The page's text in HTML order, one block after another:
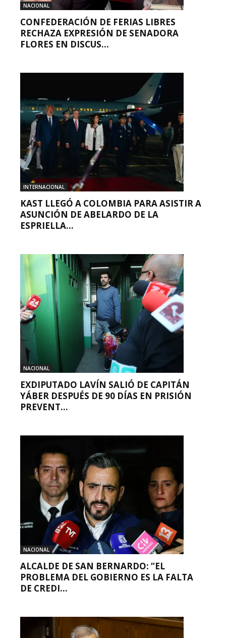
NACIONAL
CONFEDERACIÓN DE FERIAS LIBRES
RECHAZA EXPRESIÓN DE SENADORA
FLORES EN DISCUS...
INTERNACIONAL
KAST LLEGÓ A COLOMBIA PARA ASISTIR A
ASUNCIÓN DE ABELARDO DE LA
ESPRIELLA...
NACIONAL
EXDIPUTADO LAVÍN SALIÓ DE CAPITÁN
YÁBER DESPUÉS DE 90 DÍAS EN PRISIÓN
PREVENT...
NACIONAL
ALCALDE DE SAN BERNARDO: “EL
PROBLEMA DEL GOBIERNO ES LA FALTA
DE CREDI...